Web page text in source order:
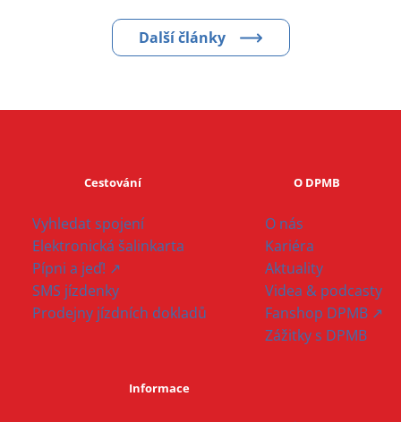
Další články
Cestování
Vyhledat spojení
Elektronická šalinkarta
Pípni a jeď! ↗
SMS jízdenky
Prodejny jízdních dokladů
O DPMB
O nás
Kariéra
Aktuality
Videa & podcasty
Fanshop DPMB ↗
Zážitky s DPMB
Informace